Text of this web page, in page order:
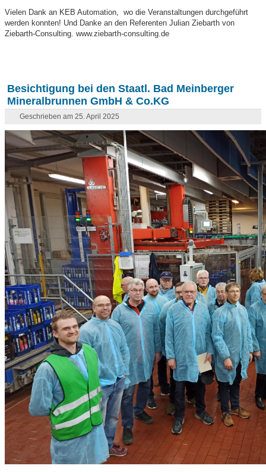
Vielen Dank an KEB Automation, wo die Veranstaltungen durchgeführt
werden konnten! Und Danke an den Referenten Julian Ziebarth von
Ziebarth-Consulting. www.ziebarth-consulting.de
Besichtigung bei den Staatl. Bad Meinberger
Mineralbrunnen GmbH & Co.KG
Geschrieben am 25. April 2025